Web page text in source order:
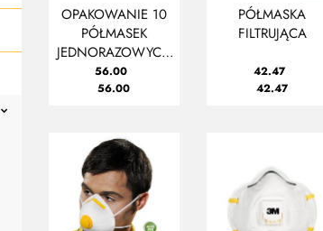
OPAKOWANIE 10
PÓŁMASEK
JEDNORAZOWYCH
FFP1 Z ZAWOREM -
SKŁADANE
56.00
56.00
PÓŁMASKA
FILTRUJĄCA
42.47
42.47